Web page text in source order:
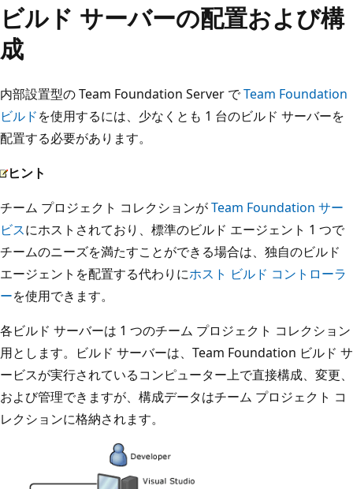
ビルド サーバーの配置および構
成
内部設置型の Team Foundation Server でTeam Foundation
ビルドを使用するには、少なくとも 1 台のビルド サーバーを
配置する必要があります。
ヒント
チーム プロジェクト コレクションがTeam Foundation サー
ビスにホストされており、標準のビルド エージェント 1 つで
チームのニーズを満たすことができる場合は、独自のビルド
エージェントを配置する代わりにホスト ビルド コントローラ
ーを使用できます。
各ビルド サーバーは 1 つのチーム プロジェクト コレクション
用とします。ビルド サーバーは、Team Foundation ビルド サ
ービスが実行されているコンピューター上で直接構成、変更、
および管理できますが、構成データはチーム プロジェクト コ
レクションに格納されます。